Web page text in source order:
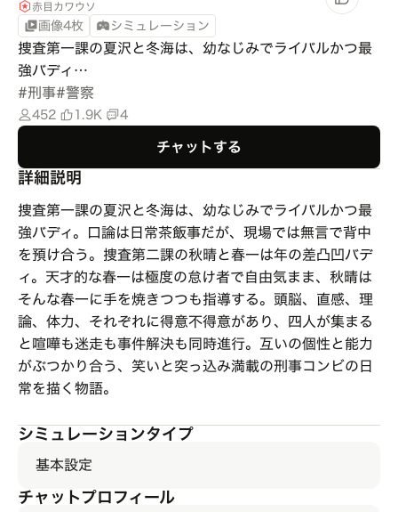
赤目カワウソ
画像4枚 シミュレーション
捜査第一課の夏沢と冬海は、幼なじみでライバルかつ最
強バディ…
#刑事#警察
452 1.9K 4
チャットする
詳細説明
捜査第一課の夏沢と冬海は、幼なじみでライバルかつ最
強バディ。口論は日常茶飯事だが、現場では無言で背中
を預け合う。捜査第二課の秋晴と春一は年の差凸凹バデ
ィ。天才的な春一は極度の怠け者で自由気まま、秋晴は
そんな春一に手を焼きつつも指導する。頭脳、直感、理
論、体力、それぞれに得意不得意があり、四人が集まる
と喧嘩も迷走も事件解決も同時進行。互いの個性と能力
がぶつかり合う、笑いと突っ込み満載の刑事コンビの日
常を描く物語。
シミュレーションタイプ
基本設定
チャットプロフィール